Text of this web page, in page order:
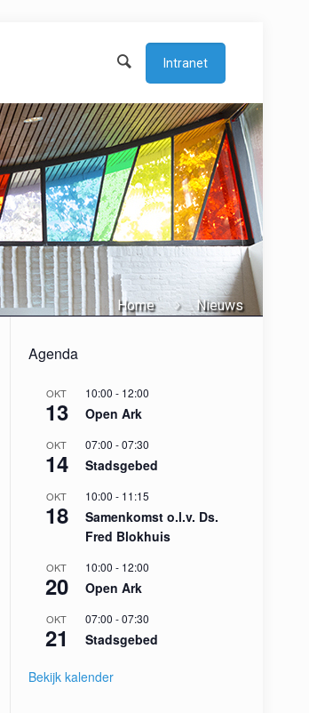
Intranet
Home Nieuws
Agenda
OKT
13
10:00 - 12:00
Open Ark
OKT
14
07:00 -07:30
Stadsgebed
OKT
18
10:00 - 11:15
Samenkomst o.l.v. Ds.
Fred Blokhuis
OKT
20
10:00 - 12:00
Open Ark
OKT
21
07:00 -07:30
Stadsgebed
Bekijk kalender